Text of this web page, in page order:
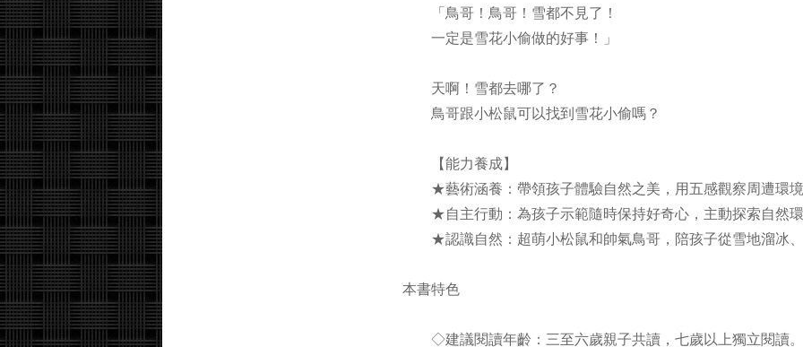
「鳥哥！鳥哥！雪都不見了！
一定是雪花小偷做的好事！」
天啊！雪都去哪了？
鳥哥跟小松鼠可以找到雪花小偷嗎？
【能力養成】
★藝術涵養：帶領孩子體驗自然之美，用五感觀察周遭環
★自主行動：為孩子示範隨時保持好奇心，主動探索自然
★認識自然：超萌小松鼠和帥氣鳥哥，陪孩子從雪地溜冰
本書特色
◇建議閱讀年齡：三至六歲親子共讀，七歲以上獨立閱讀